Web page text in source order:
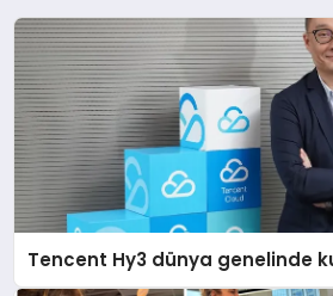
Tencent Hy3 dünya genelinde